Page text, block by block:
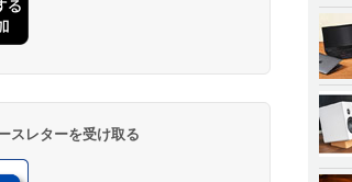
スレターを受け取る